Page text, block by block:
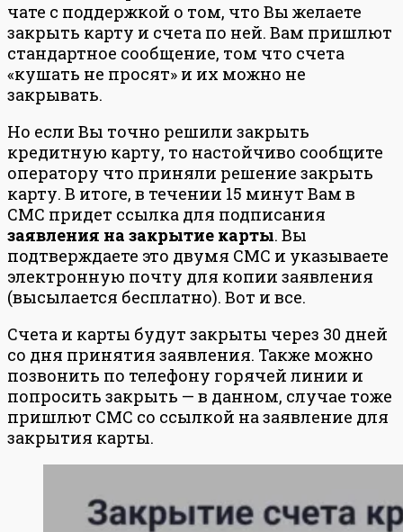
чате с поддержкой о том, что Вы желаете
закрыть карту и счета по ней. Вам пришлют
стандартное сообщение, том что счета
«кушать не просят» и их можно не
закрывать.
Но если Вы точно решили закрыть
кредитную карту, то настойчиво сообщите
оператору что приняли решение закрыть
карту. В итоге, в течении 15 минут Вам в
СМС придет ссылка для подписания
заявления на закрытие карты. Вы
подтверждаете это двумя СМС и указываете
электронную почту для копии заявления
(высылается бесплатно). Вот и все.
Счета и карты будут закрыты через 30 дней
со дня принятия заявления. Также можно
позвонить по телефону горячей линии и
попросить закрыть — в данном, случае тоже
пришлют СМС со ссылкой на заявление для
закрытия карты.